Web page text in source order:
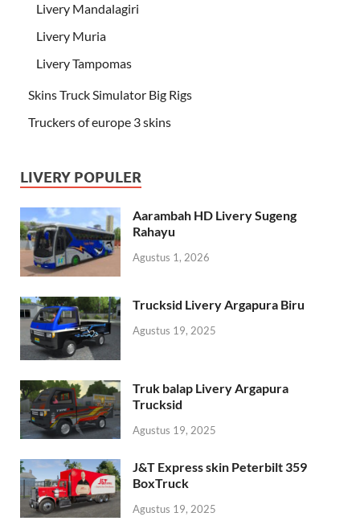
Livery Mandalagiri
Livery Muria
Livery Tampomas
Skins Truck Simulator Big Rigs
Truckers of europe 3 skins
LIVERY POPULER
Aarambah HD Livery Sugeng
Rahayu
Agustus 1, 2026
Trucksid Livery Argapura Biru
Agustus 19, 2025
Truk balap Livery Argapura
Trucksid
Agustus 19, 2025
J&T Express skin Peterbilt 359
BoxTruck
Agustus 19, 2025